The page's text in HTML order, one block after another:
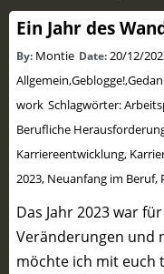
Ein Jahr des
By: Montie Date:20/12/
Allgemein,Geblogge!,
work Schlagwörter:
Berufliche
Karriereentwicklung,
2023, Neuanfang im Beruf,
Das Jahr 2023 war
Veränderungen und
möchte ich mit euch